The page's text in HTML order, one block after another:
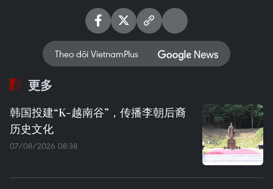
Theo dõi VietnamPlus
更多
韩国投建“K-越南谷”，传播李朝后裔
历史文化
07/08/2026 08:38